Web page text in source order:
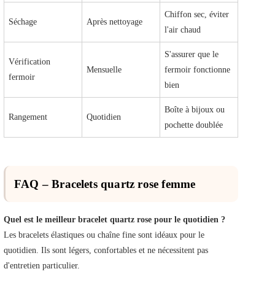
Séchage Après nettoyage
Chiffon sec, éviter
l'air chaud
Vérification
fermoir
Mensuelle
S'assurer que le
fermoir fonctionne
bien
Rangement Quotidien
Boîte à bijoux ou
pochette doublée
FAQ – Bracelets quartz rose femme
Quel est le meilleur bracelet quartz rose pour le quotidien ?
Les bracelets élastiques ou chaîne fine sont idéaux pour le
quotidien. Ils sont légers, confortables et ne nécessitent pas
d'entretien particulier.